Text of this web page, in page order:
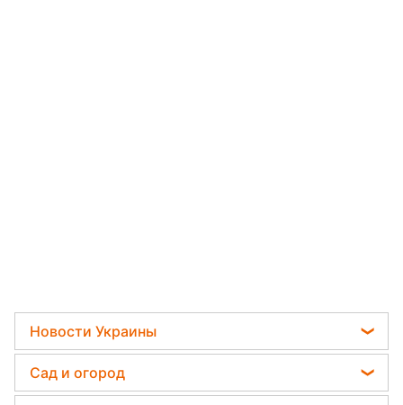
Новости Украины
Телеграм новости Украины
Пенсии в Украине
Сад и огород